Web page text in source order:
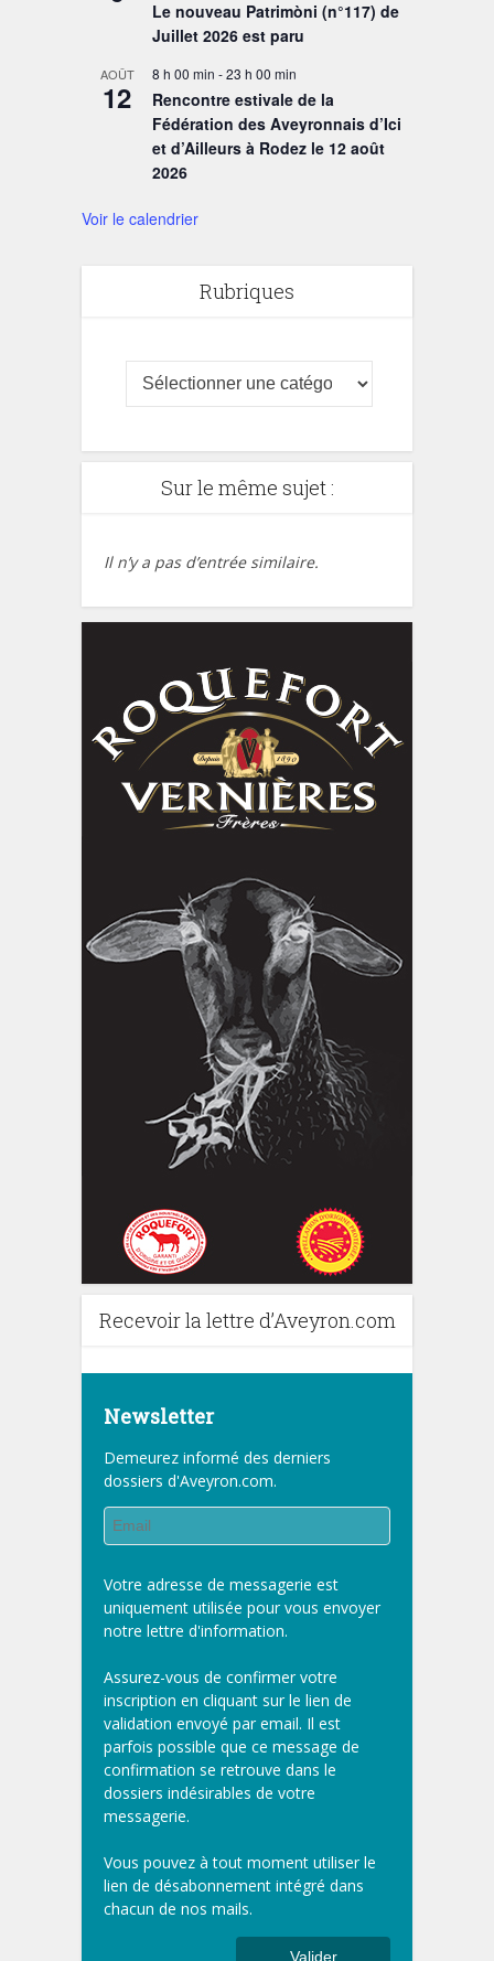
Le nouveau Patrimòni (n°117) de
Juillet 2026 est paru
AOÛT
12
8 h 00 min -23 h 00 min
Rencontre estivale de la
Fédération des Aveyronnais d’Ici
et d’Ailleurs à Rodez le 12 août
2026
Voir le calendrier
Rubriques
Sur le même sujet :
Il n’y a pas d’entrée similaire.
Recevoir la lettre d’Aveyron.com
Newsletter
Demeurez informé des derniers
dossiers d'Aveyron.com.
Votre adresse de messagerie est
uniquement utilisée pour vous envoyer
notre lettre d'information.
Assurez-vous de confirmer votre
inscription en cliquant sur le lien de
validation envoyé par email. Il est
parfois possible que ce message de
confirmation se retrouve dans le
dossiers indésirables de votre
messagerie.
Vous pouvez à tout moment utiliser le
lien de désabonnement intégré dans
chacun de nos mails.